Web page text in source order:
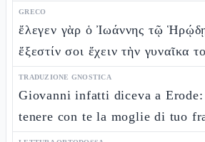
GRECO
ἔλεγεν γὰρ ὁ Ἰωάννης τῷ
ἔξεστίν σοι ἔχειν τὴν γυναῖκα
TRADUZIONE GNOSTICA
Giovanni infatti diceva a
tenere con te la moglie di tuo